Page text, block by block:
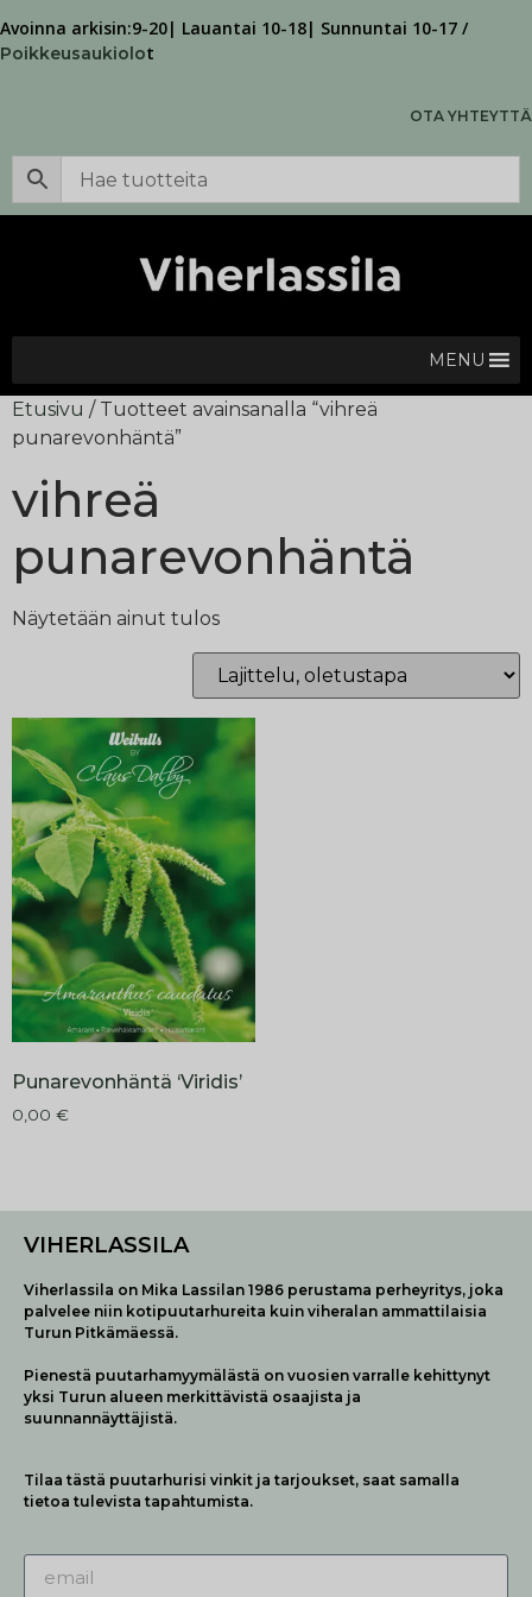
Avoinna arkisin:9-20| Lauantai 10-18| Sunnuntai 10-17 /
Poikkeusaukiolot
OTA YHTEYTTÄ
MENU
Etusivu / Tuotteet avainsanalla “vihreä
punarevonhäntä”
vihreä
punarevonhäntä
Näytetään ainut tulos
Punarevonhäntä ‘Viridis’
0,00 €
VIHERLASSILA
Viherlassila on Mika Lassilan 1986 perustama perheyritys, joka
palvelee niin kotipuutarhureita kuin viheralan ammattilaisia
Turun Pitkämäessä.
Pienestä puutarhamyymälästä on vuosien varralle kehittynyt
yksi Turun alueen merkittävistä osaajista ja
suunnannäyttäjistä.
Tilaa tästä puutarhurisi vinkit ja tarjoukset, saat samalla
tietoa tulevista tapahtumista.